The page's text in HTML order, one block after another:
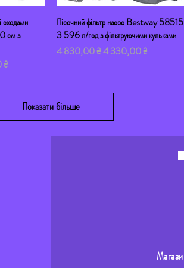
сходами
см з
₴
Швидкий перегляд
Пісочний фільтр насос Bestway
3 596 л/год з фільтруючими кульками
Звичайна ціна
4 830,00 ₴За розпродажем
4 330,00 ₴
Показати більше